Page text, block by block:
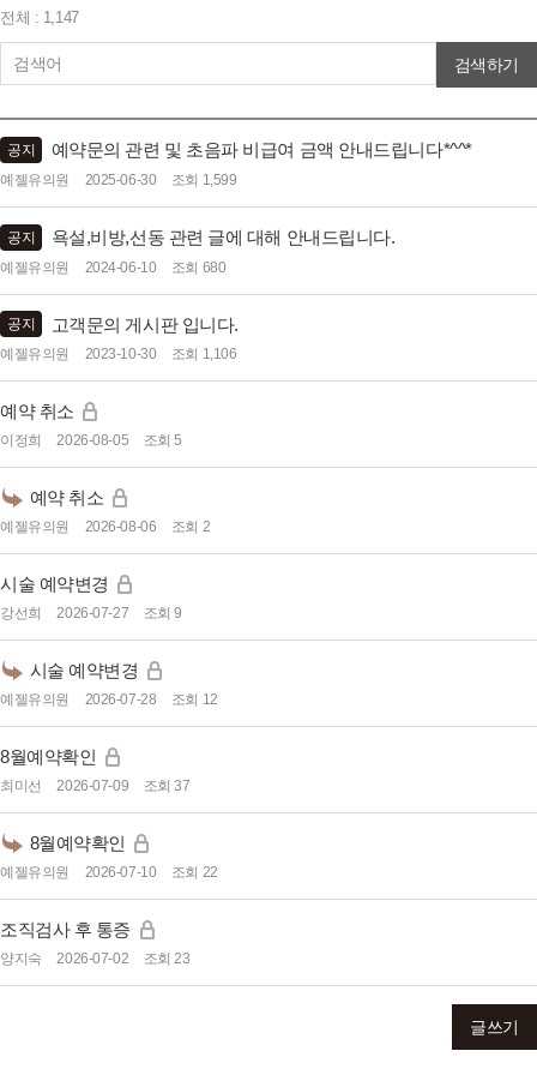
전체 : 1,147
검색하기
공지 예약문의 관련 및 초음파 비급여 금액 안내드립니다*^^*
예젤유의원 2025-06-30 조회 1,599
공지 욕설,비방,선동 관련 글에 대해 안내드립니다.
예젤유의원 2024-06-10 조회 680
공지 고객문의 게시판 입니다.
예젤유의원 2023-10-30 조회 1,106
예약 취소
이정희 2026-08-05 조회 5
예약 취소
예젤유의원 2026-08-06 조회 2
시술 예약변경
강선희 2026-07-27 조회 9
시술 예약변경
예젤유의원 2026-07-28 조회 12
8월예약확인
최미선 2026-07-09 조회 37
8월예약확인
예젤유의원 2026-07-10 조회 22
조직검사 후 통증
양지숙 2026-07-02 조회 23
글쓰기